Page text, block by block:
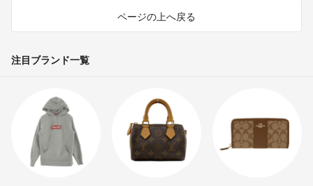
ページの上へ戻る
注目ブランド一覧